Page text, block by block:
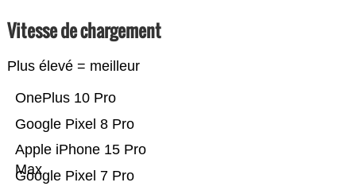
Vitesse de chargement
Plus élevé = meilleur
Google Pixel 7 Pro
Apple iPhone 15 Pro
Max
Google Pixel 8 Pro
OnePlus 10 Pro